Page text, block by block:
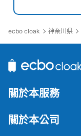
ecbo cloak 神奈川県
關於本服務
關於本公司